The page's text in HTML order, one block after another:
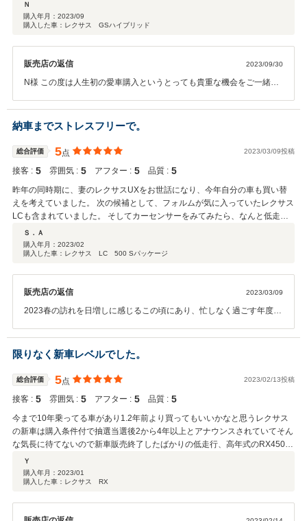
ら、路上を華やかにするほどのプレミアムカーで楽しいドライブへお
出掛け下さいませ。M様の健やかに充実したカーライフを祈念致して
数に限りがございますので御礼挨拶を結ばせて頂きます。またお会い
できる日を楽しみにしています!! この度は誠にありがとうございまし
Ｎ
購入年月： 2023/09
購入した車：レクサス GSハイブリッド
販売店の返信 2023/09/30
N様 この度は人生初の愛車購入というとっても貴重な機会をご一緒さ
晴らしい貴重なプレミアムモデルをお選び頂いたと確信しておりま
す。今後どこからも手に入れることが出来ない特別な1台をN様にお目
が高く選んで頂きました。この後は私たちが責任を持ってお届けまで
の間を精力的にしっかりと務め上げて参ります。そしてN様に『選ん
で良かった』と必ず仰っていただける様に、スタッフ一同で取り組ま
せて頂きたいと思っております。いつも当店はN様の傍に居りますの
で、安心ストレスフリーにお付き合いを頂戴できれば幸いで御座いま
す。一期一会、最良のクルマが繋げてくれたN様との良縁をより一層
に育んでいきたいと決意しておりますので、相思相愛w和やかに、晴
りがとうございます。JPS遠藤より
納車までストレスフリーで。
総合評価 5点 2023/03/09投稿
接客 : 5 雰囲気 : 5 アフター : 5 品質 : 5
昨年の同時期に、妻のレクサスUXをお世話になり、今年自分の車も買い替
えを考えていました。 次の候補として、フォルムが気に入っていたレクサス
LCも含まれていました。 そしてカーセンサーをみてみたら、なんと低走行
な車でオプションも多数付いている個体が目に入りました。しかも前回購入
したオートスポットJPSさん。 すぐに在庫確認メールを送り、続けて直接電
話をしていました。前回は遠方、コロナ禍ということで、実車見学しないで
ていただきありがとうございました。 納車されて初めて実車を見ましたが、
外装は大変綺麗で、内装に至ってはまだ新車時のいい革の匂いがして、大変
ッフの皆様今回もお世話になりありがとうございました。 これからもよろし
くお願いします。
Ｓ．Ａ
購入年月： 2023/02
購入した車：レクサス LC 500 Sパッケージ
販売店の返信 2023/03/09
2023春の訪れを日増しに感じるこの頃にあり、忙しなく過ごす年度末
メントが届きました。当店の大切な×2顧客様いらっしゃる、地域医療
の最前線でご尽力を頂くDr.A先生、そして当店からお買い求めを頂戴
した真新しい特別限定車UXシリーズをご愛用頂いている奥様。Dr.A先
生ご夫妻がお揃いで当店からご採用を頂いたLEXUSをドライブされる
お姿を想うと、心の底から嬉しくて堪りません！A先生、この度も本
当に×2ありがとうございます。A先生から再びのご用命を拝して身の
引き締まる思いで精力的に務めましたが、A先生からここに頂戴した
光栄極まるコメントを読ませて頂き、スタッフ一同全名が揃い感激し
ております!! 私たちが出来ることは決して多くは御座いませんが、A先
た。お眼が高く確かな商品を選んでくださったA先生とのお取引はい
つも健全で心地よく、それはひとえにA先生の優しいお心遣いに支え
業時スローガンのど真ん中を射抜いてみせました!! 最愛の奥様のUX,今
回はA先生のLC!! 良質なクルマを商品として用意すれば、A先生ご夫妻
限りなく新車レベルでした。
総合評価 5点 2023/02/13投稿
接客 : 5 雰囲気 : 5 アフター : 5 品質 : 5
今まで10年乗ってる車があり1.2年前より買ってもいいかなと思うレクサス
の新車は購入条件付で抽選当選後2から4年以上とアナウンスされていてそん
な気長に待てないので新車販売終了したばかりの低走行、高年式のRX450hl
を探していたところ年末年始休み中にオートスポットjpsさんのRXが検索で
新着順、年式の新しい順、走行距離の少ない順全てで1番に掲載されていて
自分の探したのはこれだ！と正月休み中に今まで乗ってた車を一足先に買取
Ｙ
購入年月： 2023/01
購入した車：レクサス RX